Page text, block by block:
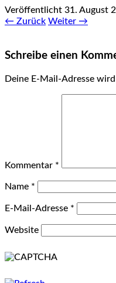
Veröffentlicht 31. August
← Zurück Weiter →
Schreibe einen
Deine E-Mail-Adresse
Kommentar *
Name *
E-Mail-Adresse *
Website